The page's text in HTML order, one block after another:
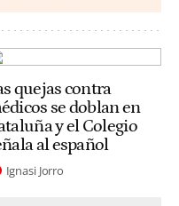
quejas contra
se doblan en
y el Colegio
al español
Ignasi Jorro